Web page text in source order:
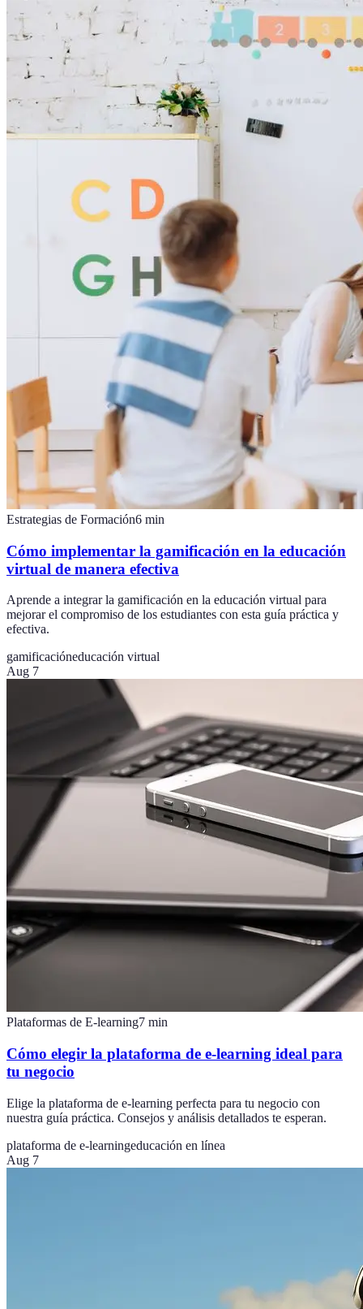
Estrategias de Formación6 min
Cómo implementar la gamificación en la educación
virtual de manera efectiva
Aprende a integrar la gamificación en la educación virtual para
mejorar el compromiso de los estudiantes con esta guía práctica y
efectiva.
gamificacióneducación virtual
Aug 7
Plataformas de E-learning7 min
Cómo elegir la plataforma de e-learning ideal para
tu negocio
Elige la plataforma de e-learning perfecta para tu negocio con
nuestra guía práctica. Consejos y análisis detallados te esperan.
plataforma de e-learningeducación en línea
Aug 7